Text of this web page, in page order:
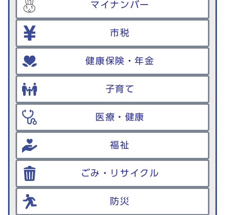
マイナンバー
市税
健康保険・年金
子育て
医療・健康
福祉
ごみ・リサイクル
防災